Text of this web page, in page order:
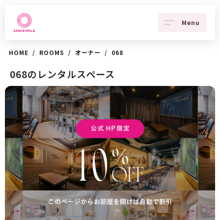
Menu
HOME / ROOMS / オーナー / 068
068のレンタルスペース